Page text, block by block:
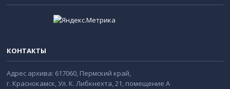
КОНТАКТЫ
Адрес архива: 617060, Пермский край,
г. Краснокамск, Ул. К. Либкнехта, 21, помещение А